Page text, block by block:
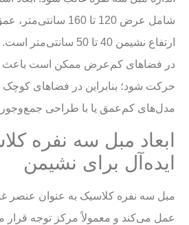
ارتفاع نشیمن 40 تا 50
در فضاهای کم‌عرض ممکن است باعث
حرکت شود؛ بنابراین در فضاهای
مدل‌های کم‌عمق یا با طراحی جمع‌وجور
ابعاد مبل سه نفره
ایده‌آل برای نشیمن
مبل سه نفره کلاسیک به عنوان عنصر
عمل می‌کند و معمولاً مرکز توجه قرار